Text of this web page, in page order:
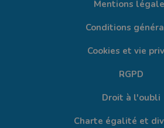
Mentions
Conditions
Cookies et vie
RGPD
Droit à l'oubli
Charte égalité et